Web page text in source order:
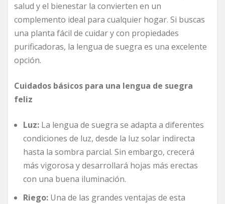
salud y el bienestar la convierten en un
complemento ideal para cualquier hogar. Si buscas
una planta fácil de cuidar y con propiedades
purificadoras, la lengua de suegra es una excelente
opción.
Cuidados básicos para una lengua de suegra
feliz
Luz: La lengua de suegra se adapta a diferentes
condiciones de luz, desde la luz solar indirecta
hasta la sombra parcial. Sin embargo, crecerá
más vigorosa y desarrollará hojas más erectas
con una buena iluminación.
Riego: Una de las grandes ventajas de esta